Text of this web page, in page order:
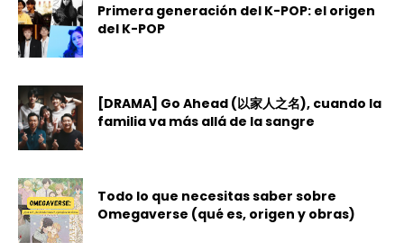
Primera generación del K-POP: el origen
del K-POP
[DRAMA] Go Ahead (以家人之名), cuando la
familia va más allá de la sangre
Todo lo que necesitas saber sobre
Omegaverse (qué es, origen y obras)